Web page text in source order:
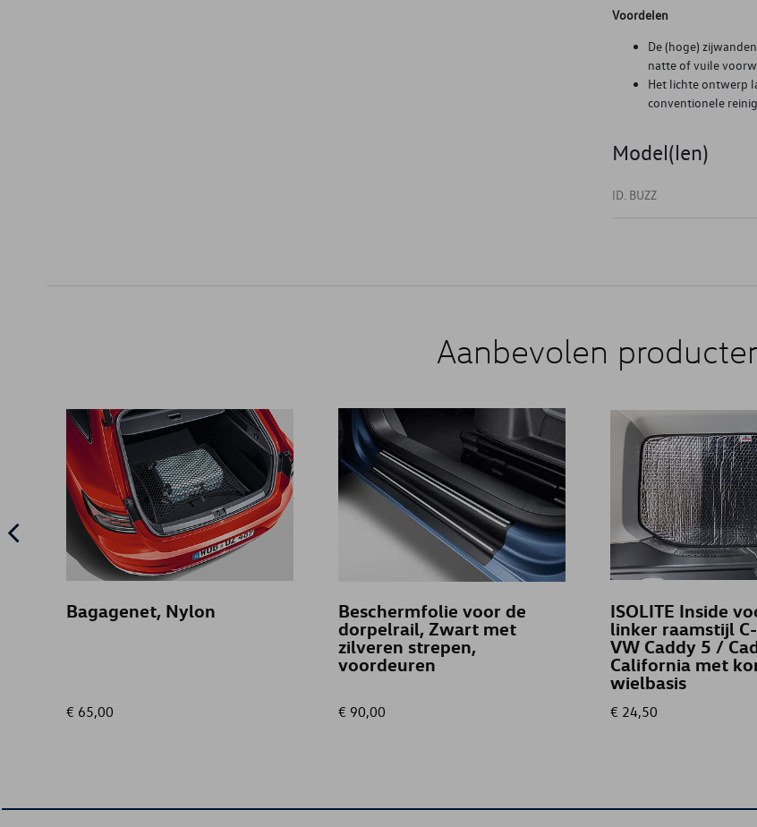
Voordelen
De (hoge)
natte of vuile
Het lichte ontwerp
conventionele
Model(len)
ID. BUZZ
Aanbevolen
Bagagenet, Nylon
€ 65,00
Beschermfolie voor de
dorpelrail, Zwart met
zilveren strepen,
voordeuren
€ 90,00
ISOLITE Inside
linker raamstijl
VW Caddy 5 /
California met
wielbasis
€ 24,50